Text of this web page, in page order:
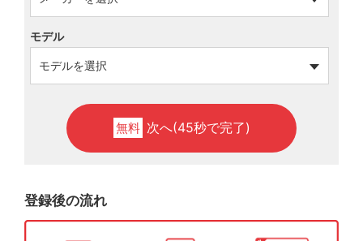
モデル
無料 次へ(45秒で完了)
登録後の流れ